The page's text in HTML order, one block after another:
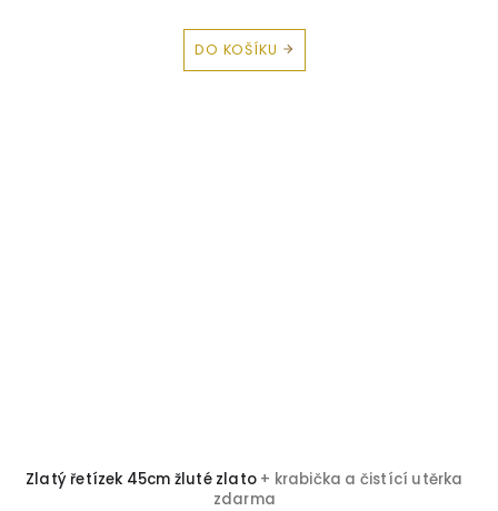
DO KOŠÍKU
Zlatý řetízek 45cm žluté zlato + krabička a čistící utěrka
zdarma